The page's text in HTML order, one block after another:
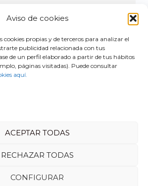
Aviso de cookies
propias y de terceros para analizar el
publicidad relacionada con tus
de un perfil elaborado a partir de tus hábitos
páginas visitadas). Puede consultar
aquí.
ACEPTAR TODAS
RECHAZAR TODAS
CONFIGURAR
atrás del tiempo se muestra
horaria local.
no es válida y no puedes unirte!
- Psyquia Formación